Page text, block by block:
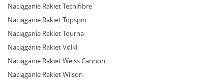
Naciąganie Rakiet Tecnifibre
Naciąganie Rakiet Topspin
Naciąganie Rakiet Tourna
Naciąganie Rakiet Völkl
Naciąganie Rakiet Weiss Cannon
Naciąganie Rakiet Wilson